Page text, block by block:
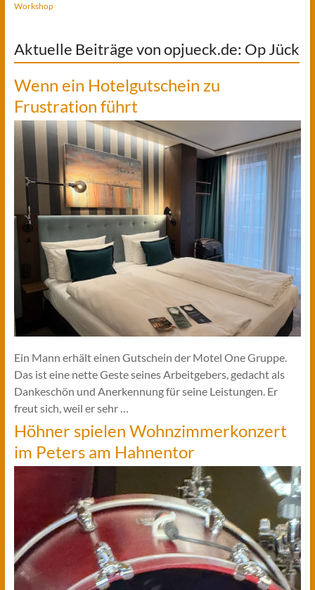
Workshop
Aktuelle Beiträge von opjueck.de: Op Jück
Wenn ein Hotelgutschein zu
Frustration führt
Ein Mann erhält einen Gutschein der Motel One Gruppe.
Das ist eine nette Geste seines Arbeitgebers, gedacht als
Dankeschön und Anerkennung für seine Leistungen. Er
freut sich, weil er sehr …
Höhner spielen Wohnzimmerkonzert
im Peters am Hahnentor